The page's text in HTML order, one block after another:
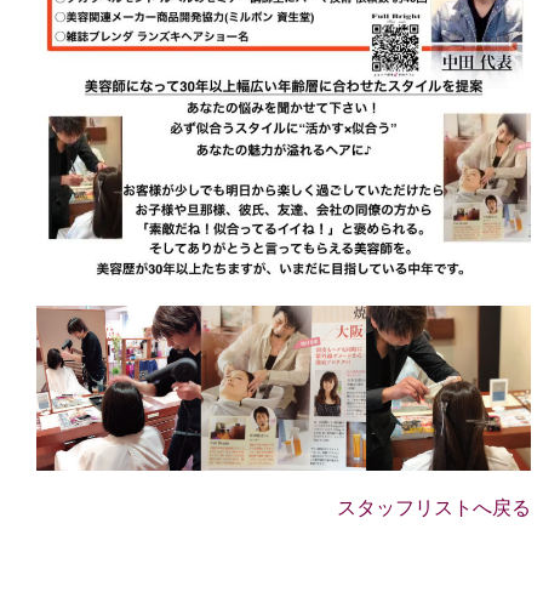
スタッフリストへ戻る